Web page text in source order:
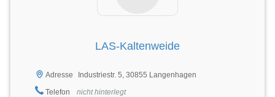
LAS-Kaltenweide
Adresse
Industriestr. 5, 30855 Langenhagen
Telefon
nicht hinterlegt